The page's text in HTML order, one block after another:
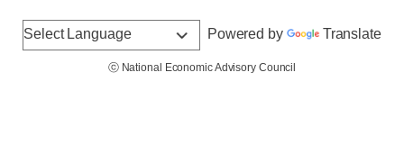
Powered by Translate
ⓒ National Economic Advisory Council